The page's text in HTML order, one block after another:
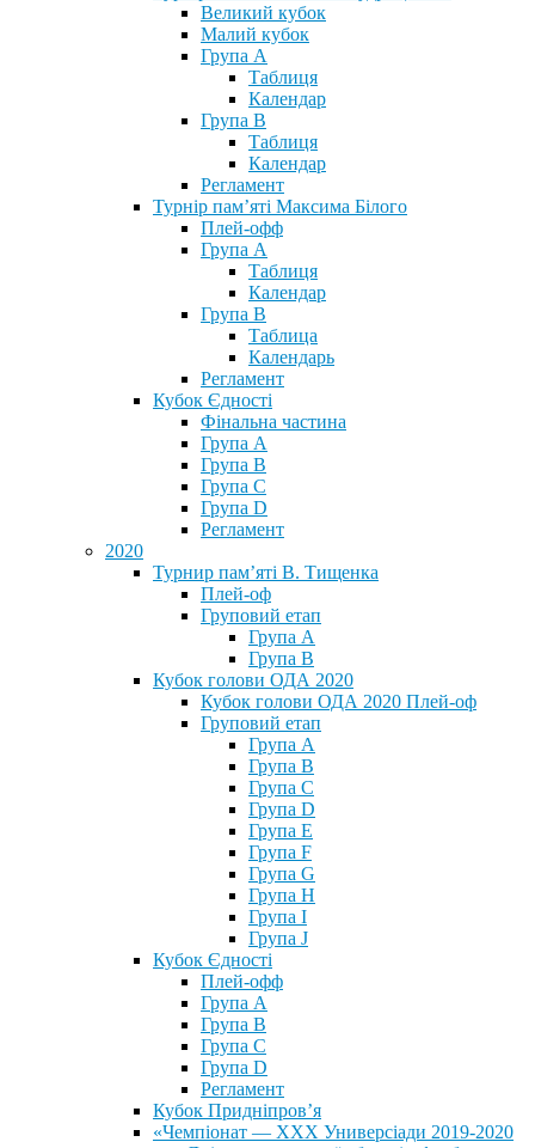
Великий кубок
Малий кубок
Група А
Таблиця
Календар
Група В
Таблиця
Календар
Регламент
Турнір пам’яті Максима Білого
Плей-офф
Група А
Таблиця
Календар
Група В
Таблица
Календарь
Регламент
Кубок Єдності
Фінальна частина
Група А
Група В
Група С
Група D
Регламент
2020
Турнир пам’яті В. Тищенка
Плей-оф
Груповий етап
Група А
Група В
Кубок голови ОДА 2020
Кубок голови ОДА 2020 Плей-оф
Груповий етап
Група A
Група B
Група C
Група D
Група E
Група F
Група G
Група H
Група I
Група J
Кубок Єдності
Плей-офф
Група А
Група В
Група С
Група D
Регламент
Кубок Придніпров’я
«Чемпіонат — ХХХ Универсіади 2019-2020